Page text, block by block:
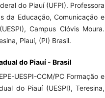
do Piauí (UFPI). Professora
da Educação, Comunicação e
Campus Clóvis Moura.
Piauí, (PI) Brasil.
do Piauí - Brasil
UESPI-CCM/PC Formação e
do Piauí (UESPI), Teresina,